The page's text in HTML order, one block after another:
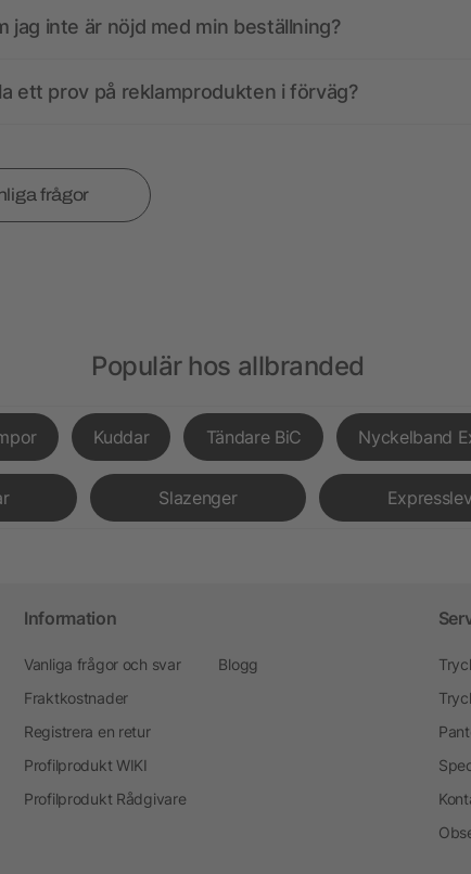
jag inte är nöjd med min beställning?
ett prov på reklamprodukten i förväg?
frågor
Populär hos allbranded
Kuddar Tändare BiC Nyckelband
Slazenger
Information
Vanliga frågor och svar
Fraktkostnader
Registrera en retur
Profilprodukt WIKI
Profilprodukt Rådgivare
Blogg